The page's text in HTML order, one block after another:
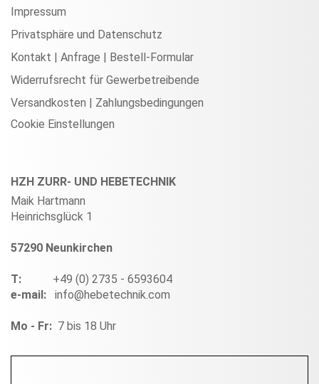
Impressum
Privatsphäre und Datenschutz
Kontakt | Anfrage | Bestell-Formular
Widerrufsrecht für Gewerbetreibende
Versandkosten | Zahlungsbedingungen
Cookie Einstellungen
HZH ZURR- UND HEBETECHNIK
Maik Hartmann
Heinrichsglück 1
57290 Neunkirchen
T: +49 (0) 2735 - 6593604
e-mail: info@hebetechnik.com
Mo - Fr: 7 bis 18 Uhr